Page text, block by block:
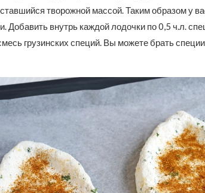
творожной массой. Таким образом у
Добавить внутрь каждой лодочки по 0,5 ч.л.
грузинских специй. Вы можете брать